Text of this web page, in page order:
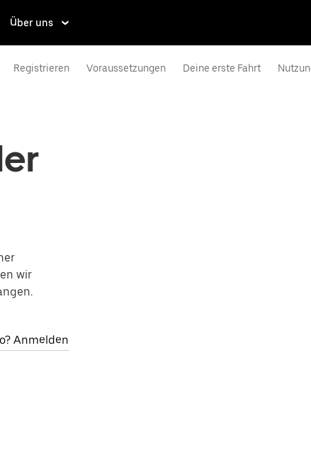
Über uns
Registrieren Voraussetzungen Deine erste Fahrt
wir
Anmelden